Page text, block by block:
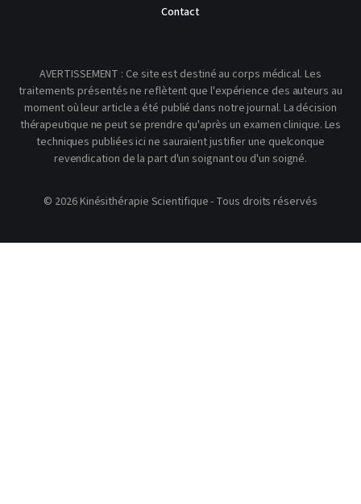
Contact
AVERTISSEMENT : Ce site est destiné au corps médical. Les
traitements présentés ne reflètent que l'expérience des auteurs au
moment où leur article a été publié dans notre journal. La décision
thérapeutique ne peut se prendre qu'après un examen clinique. Les
techniques publiées ici ne sauraient justifier une quelconque
revendication de la part d'un soignant ou d'un soigné.
© 2026 Kinésithérapie Scientifique - Tous droits réservés